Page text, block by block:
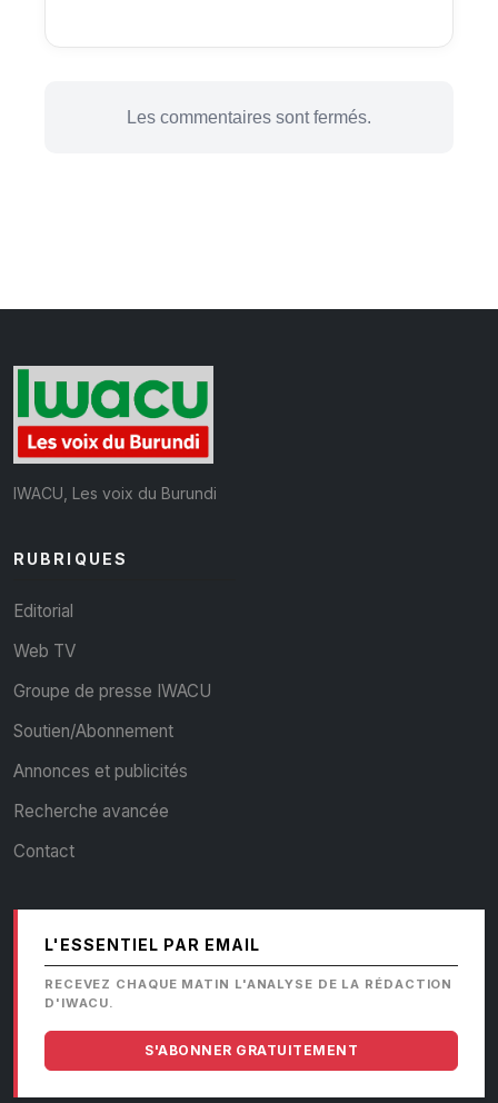
Les commentaires sont fermés.
IWACU, Les voix du Burundi
RUBRIQUES
Editorial
Web TV
Groupe de presse IWACU
Soutien/Abonnement
Annonces et publicités
Recherche avancée
Contact
L'ESSENTIEL PAR EMAIL
RECEVEZ CHAQUE MATIN L'ANALYSE DE LA RÉDACTION
D'IWACU.
S'ABONNER GRATUITEMENT